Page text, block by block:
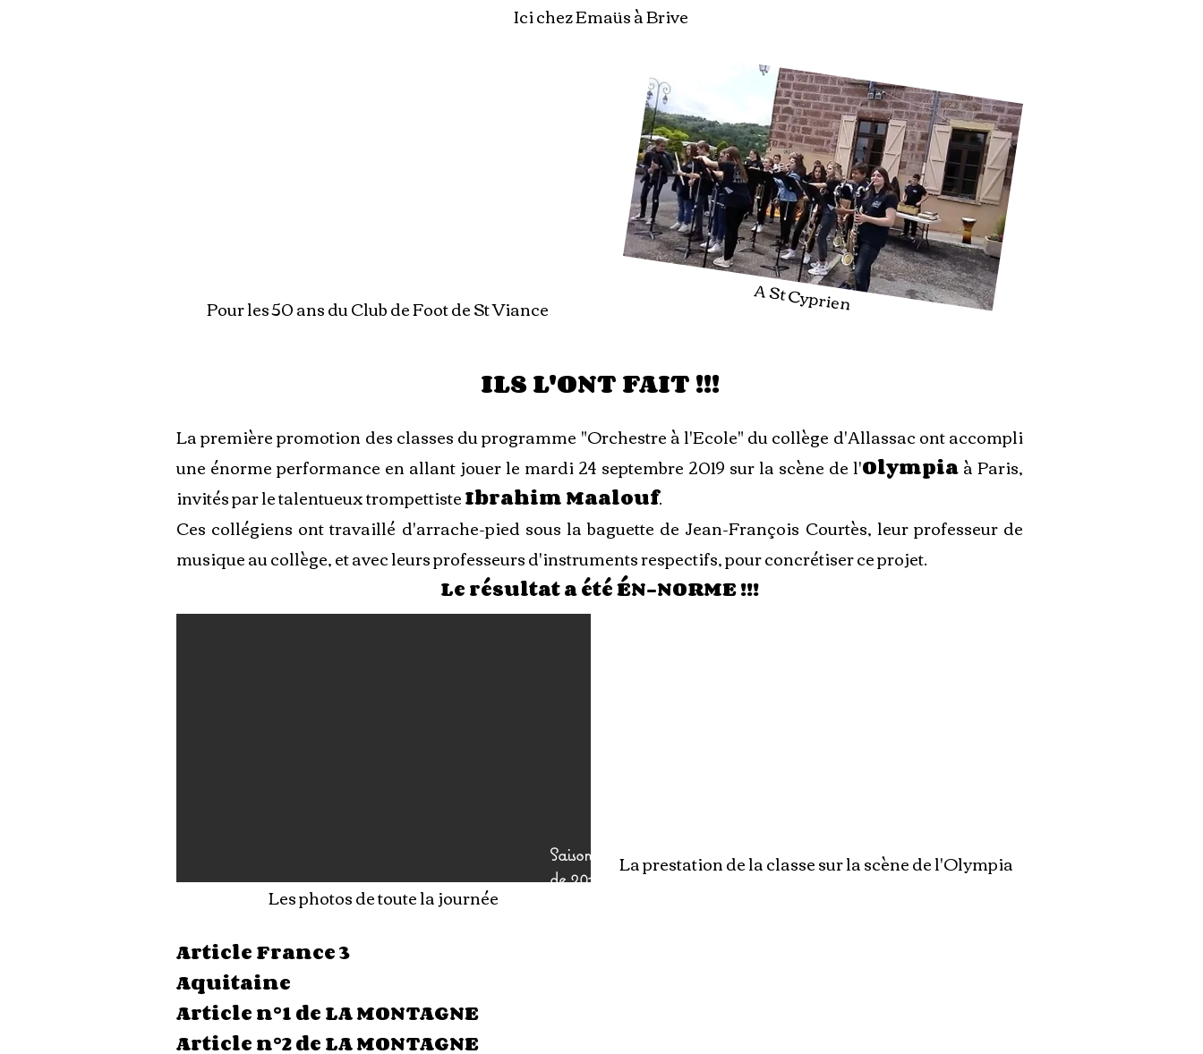
Ici chez Emaüs à Brive
Pour les 50 ans du Club de Foot de St Viance A St Cyprien
ILS L'ONT FAIT !!!
La première promotion des classes du programme "Orchestre à l'Ecole" du collège d'Allassac ont accompli
une énorme performance en allant jouer le mardi 24 septembre 2019 sur la scène de l'Olympiaà Paris,
invités par le talentueux trompettisteIbrahim Maalouf.
Ces collégiens ont travaillé d'arrache-pied sous la baguette de Jean-François Courtès, leur professeur de
musique au collège, et avec leurs professeurs d'instruments respectifs, pour concrétiser ce projet.
Le résultat a été ÉN-NORME !!!
La prestation de la classe sur la scène de l'Olympia
Les photos de toute la journée
Article France 3
Aquitaine
Article n°1 de LA MONTAGNE
Article n°2 de LA MONTAGNE
Saison 1
de 2017